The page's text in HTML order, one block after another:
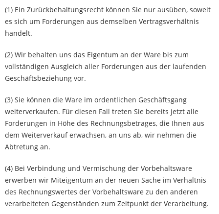
(1) Ein Zurückbehaltungsrecht können Sie nur ausüben, soweit
es sich um Forderungen aus demselben Vertragsverhältnis
handelt.
(2) Wir behalten uns das Eigentum an der Ware bis zum
vollständigen Ausgleich aller Forderungen aus der laufenden
Geschäftsbeziehung vor.
(3) Sie können die Ware im ordentlichen Geschäftsgang
weiterverkaufen. Für diesen Fall treten Sie bereits jetzt alle
Forderungen in Höhe des Rechnungsbetrages, die Ihnen aus
dem Weiterverkauf erwachsen, an uns ab, wir nehmen die
Abtretung an.
(4) Bei Verbindung und Vermischung der Vorbehaltsware
erwerben wir Miteigentum an der neuen Sache im Verhältnis
des Rechnungswertes der Vorbehaltsware zu den anderen
verarbeiteten Gegenständen zum Zeitpunkt der Verarbeitung.